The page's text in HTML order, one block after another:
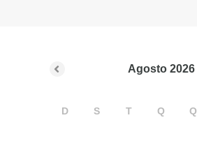
Agosto 2026
D S T Q Q